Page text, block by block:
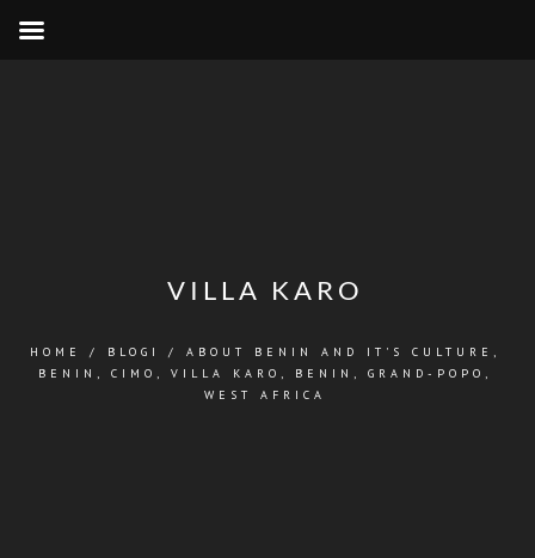
VILLA KARO
HOME / BLOGI / ABOUT BENIN AND IT'S CULTURE
BENIN
CIMO VILLA KARO, BENIN, GRAND-POPO
WEST AFRICA